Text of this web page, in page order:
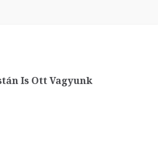
Is Ott Vagyunk